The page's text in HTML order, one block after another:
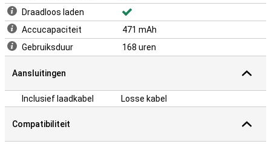
Draadloos laden
Accucapaciteit
471 mAh
Gebruiksduur
168 uren
Aansluitingen
Inclusief laadkabel Losse kabel
Compatibiliteit